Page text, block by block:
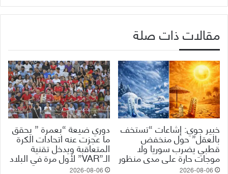
مقالات ذات صلة
خبير جوي: إشاعات “تستخف
بالعقل” حول منخفض
قطبي يضرب سوريا ولا
موجات حارة على مدى منظور
2026-08-06
دوري ضيعة “بعمرة ” يحقق
ما عجزت عنه اتحادات الكرة
المتعاقبة ويدخل تقنية
الـ”VAR” لأول مرة في البلاد
2026-08-06